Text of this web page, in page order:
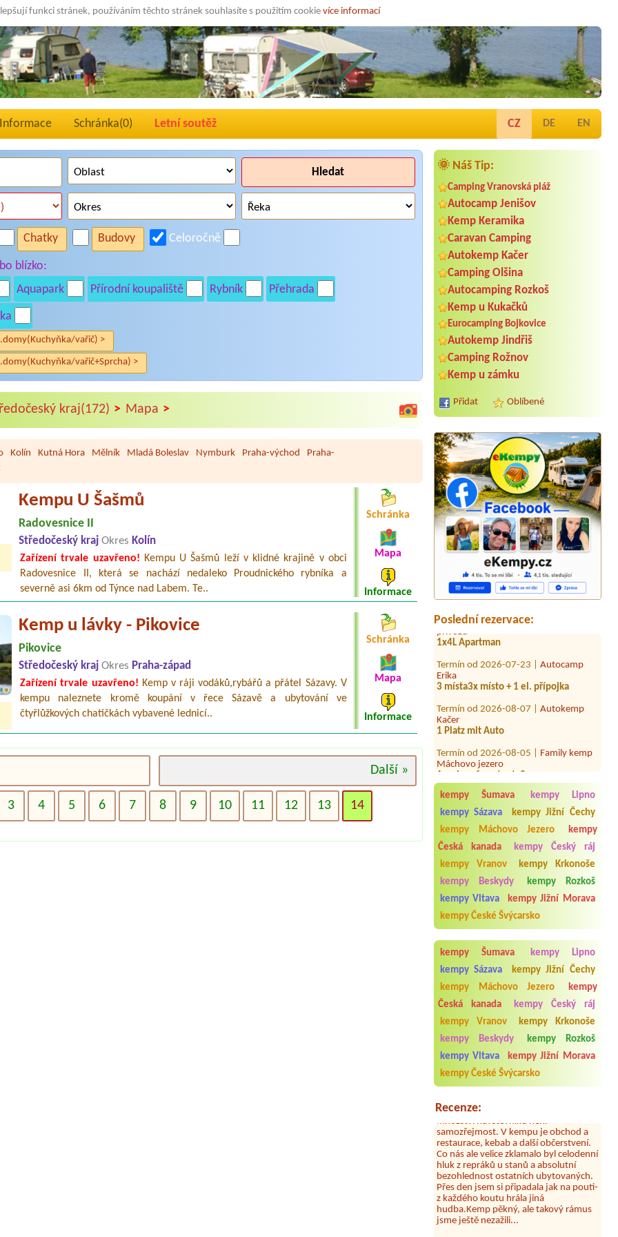
funkci stránek, používáním těchto stránek souhlasíte s použitím cookie více informací
Informace Schránka(0) Letní soutěž CZ DE EN
🌞 Náš Tip:
Camping Vranovská pláž
Autocamp Jenišov
Kemp Keramika
Caravan Camping
Autokemp Kačer
Camping Olšina
Autocamping Rozkoš
Kemp u Kukačků
Eurocamping Bojkovice
Autokemp Jindřiš
Camping Rožnov
Kemp u zámku
Přidat Oblíbené
Poslední rezervace:
Termín od 2026-08-11 |Autokemp
Bílina Kyselka
Chatka 3
přívozu
Erika
3 místa3x místo + 1 el. přípojka
Kačer
1 Platz mit Auto
Máchovo jezero
1 x place for a tent, 2 persons
Termín od 2026-09-04 |Autokemp
Bílina Kyselka
NeKdekoliv. 2 lůžková chatka.
Termín od 2026-08-01 |Tábořiště
Morávka
1 stan
veřejné tábořiště
3osoby+pes,stan
Termín od 2026-07-30 |Camping
Žralok Plumlov
4L chatka,4 osoby
Kemp na
koupališti
1x malý stan, jedna osoba, 1x malá
motorka
kempy Šumava
kempy Lipno
kempy Sázava
kempy Jižní Čechy
kempy Máchovo Jezero
kempy
Česká kanada
kempy Český ráj
kempy Vranov
kempy Krkonoše
kempy Beskydy
kempy Rozkoš
kempy Vltava
kempy Jižní Morava
kempy České Švýcarsko
kempy Šumava
kempy Lipno
kempy Sázava
kempy Jižní Čechy
kempy Máchovo Jezero
kempy
Česká kanada
kempy Český ráj
kempy Vranov
kempy Krkonoše
kempy Beskydy
kempy Rozkoš
kempy Vltava
kempy Jižní Morava
kempy České Švýcarsko
Recenze:
Aneta Melicharová***
Byli jsme zde v týdnu od 25.7. do 1.8.
2026. Kemp jako takový je pěkný. V
umývárně i na WC bylo vždy čisto,
množství návštěvníků není
restaurace, kebab a další občerstvení.
Co nás ale velice zklamalo byl celodenní
hluk z repráků u stanů a absolutní
bezohlednost ostatních ubytovaných.
Přes den jsem si připadala jak na pouti-
z každého koutu hrála jiná
hudba.Kemp pěkný, ale takový rámus
jsme ještě nezažili...
Hledat
Chatky Budovy Celoročně
blízko:
Aquapark Přírodní koupaliště Rybník Přehrada
vařič) >
vařič+Sprcha) >
kraj(172) > Mapa >
Kolín Kutná Hora Mělník Mladá Boleslav Nymburk Praha-východ
Praha-
Kempu U Šašmů
Radovesnice II
Středočeský krajOkres Kolín
Zařízení trvale uzavřeno! Kempu U Šašmů leží v klidné krajině v obci
Radovesnice II, která se nachází nedaleko Proudnického rybníka a
severně asi 6km od Týnce nad Labem. Te..
Schránka
Mapa
Informace
Kemp u lávky - Pikovice
Pikovice
Středočeský krajOkres Praha-západ
Zařízení trvale uzavřeno! Kemp v ráji vodáků,rybářů a přátel Sázavy. V
kempu naleznete kromě koupání v řece Sázavě a ubytování ve
čtyřlůžkových chatičkách vybavené lednicí..
Schránka
Mapa
Informace
Další »
3 4 5 6 7 8 9 10 11 12 13 14